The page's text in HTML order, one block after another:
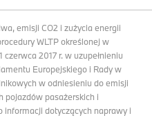
emisji CO2 i zużycia energii
WLTP określonej w
czerwca 2017 r. w uzupełnieniu
Europejskiego i Rady w
w odniesieniu do emisji
pojazdów pasażerskich i
informacji dotyczących naprawy i